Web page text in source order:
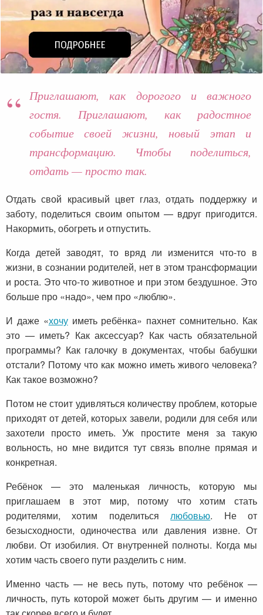
Приглашают, как дорогого и важного
гостя. Приглашают, как радостное
событие своей жизни, новый этап и
трансформацию. Чтобы поделиться,
отдать — просто так.
Отдать свой красивый цвет глаз, отдать поддержку и
заботу, поделиться своим опытом — вдруг пригодится.
Накормить, обогреть и отпустить.
Когда детей заводят, то вряд ли изменится что-то в
жизни, в сознании родителей, нет в этом трансформации
и роста. Это что-то животное и при этом бездушное. Это
больше про «надо», чем про «люблю».
И даже «хочуиметь ребёнка» пахнет сомнительно. Как
это — иметь? Как аксессуар? Как часть обязательной
программы? Как галочку в документах, чтобы бабушки
отстали? Потому что как можно иметь живого человека?
Как такое возможно?
Потом не стоит удивляться количеству проблем, которые
приходят от детей, которых завели, родили для себя или
захотели просто иметь. Уж простите меня за такую
вольность, но мне видится тут связь вполне прямая и
конкретная.
Ребёнок — это маленькая личность, которую мы
приглашаем в этот мир, потому что хотим стать
родителями, хотим поделитьсялюбовью. Не от
безысходности, одиночества или давления извне. От
любви. От изобилия. От внутренней полноты. Когда мы
хотим часть своего пути разделить с ним.
Именно часть — не весь путь, потому что ребёнок —
личность, путь которой может быть другим — и именно